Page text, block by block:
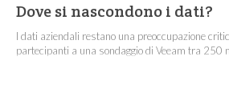
Dove si nascondono i dati?
I dati aziendali restano una preoccupazione
partecipanti a una sondaggio di Veeam tra 250